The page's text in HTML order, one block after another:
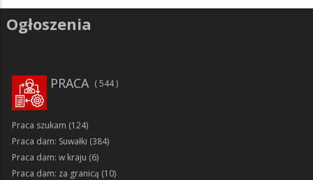
Ogłoszenia
PRACA 544
Praca szukam (124)
Praca dam: Suwałki (384)
Praca dam: w kraju (6)
Praca dam: za granicą (10)